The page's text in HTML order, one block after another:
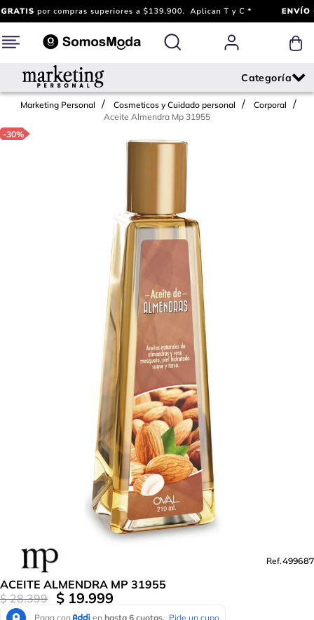
Marketing Personal Cosmeticos y Cuidado personal
Corporal
Aceite Almendra Mp 31955
-30%
Ref.499687
ACEITE ALMENDRA MP 31955
$ 28.399 $ 19.999